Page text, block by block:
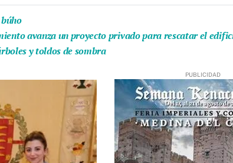
avanza un proyecto privado para rescatar el
y toldos de sombra